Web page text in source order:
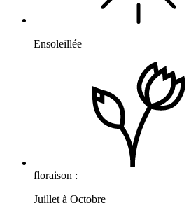
Ensoleillée
floraison :
Juillet à Octobre